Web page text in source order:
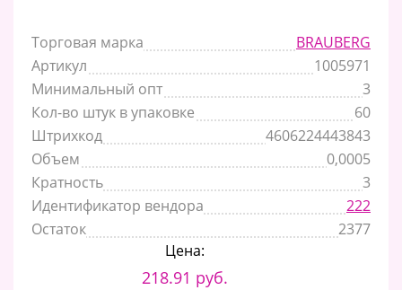
Торговая марка
BRAUBERG
Артикул
1005971
Минимальный опт
3
Кол-во штук в упаковке
60
Штрихкод
4606224443843
Объем
0,0005
Кратность
3
Идентификатор вендора
222
Остаток
2377
Цена:
218.91 руб.